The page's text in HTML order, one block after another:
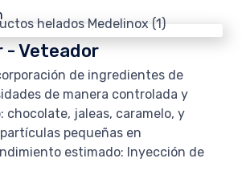
- Veteador
de ingredientes de
de manera controlada y
chocolate, jaleas, caramelo, y
pequeñas en
estimado: Inyección de